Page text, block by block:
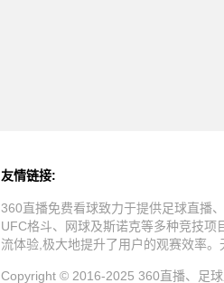
友情链接:
360直播免费看球致力于提供足球直播
UFC格斗、网球及斯诺克等多种竞技
流体验,极大地提升了用户的观赛效率
Copyright © 2016-2025 360直播、足